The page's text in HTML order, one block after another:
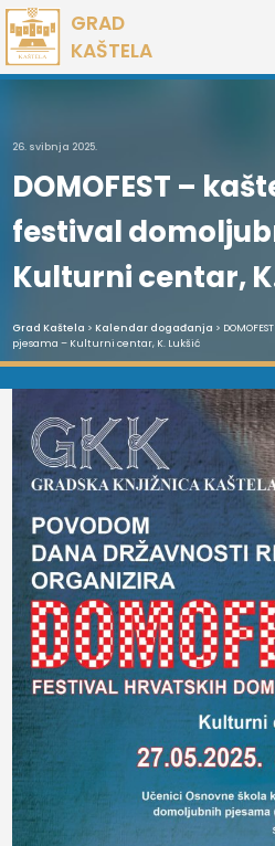
Preskoči
na
sadržaj
GRAD
KAŠTELA
26. svibnja 2025.
DOMOFEST –
festival
Kulturni centar,
Grad Kaštela > Kalendar događanja >
pjesama – Kulturni centar, K. Lukšić